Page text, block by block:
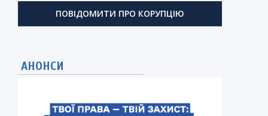
ПОВІДОМИТИ ПРО КОРУПЦІЮ
АНОНСИ